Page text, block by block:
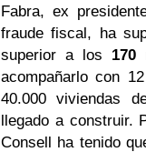
Fabra, ex
fraude fiscal, ha
superior a los 170
acompañarlo con
40.000 viviendas
llegado a construir.
Consell ha tenido